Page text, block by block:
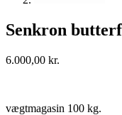
Senkron
6.000,00 kr.
vægtmagasin 100 kg.